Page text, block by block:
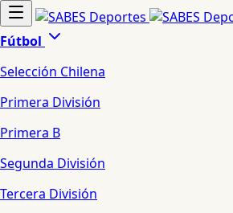
Fútbol
Selección Chilena
Primera División
Primera B
Segunda División
Tercera División